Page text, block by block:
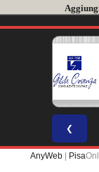
❮
AnyWeb Pisa